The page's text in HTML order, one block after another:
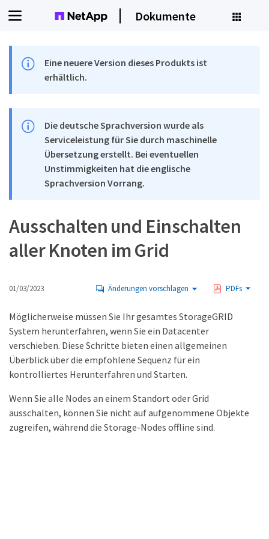
Dokumente
Eine neuere Version dieses Produkts ist
erhältlich.
Die deutsche Sprachversion wurde als
Serviceleistung für Sie durch maschinelle
Übersetzung erstellt. Bei eventuellen
Unstimmigkeiten hat die englische
Sprachversion Vorrang.
Ausschalten und Einschalten
aller Knoten im Grid
01/03/2023 Änderungen vorschlagen PDFs
Möglicherweise müssen Sie Ihr gesamtes StorageGRID
System herunterfahren, wenn Sie ein Datacenter
verschieben. Diese Schritte bieten einen allgemeinen
Überblick über die empfohlene Sequenz für ein
kontrolliertes Herunterfahren und Starten.
Wenn Sie alle Nodes an einem Standort oder Grid
ausschalten, können Sie nicht auf aufgenommene Objekte
zugreifen, während die Storage-Nodes offline sind.